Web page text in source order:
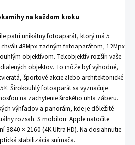
na každom kroku
patrí unikátny fotoaparát, ktorý má 5
48Mpx zadným fotoaparátom, 12Mpx
objektívom. Teleobjektív rozšíri vaše
objektov. To môže byť výhodné,
športové akcie alebo architektonické
Širokouhlý fotoaparát sa vyznačuje
na zachytenie širokého uhla záberu.
výhľadov a panorám, kde je dôležité
rozsah. S mobilom Apple natočíte
3840 × 2160 (4K Ultra HD). Na dosiahnutie
stabilizácia snímača.